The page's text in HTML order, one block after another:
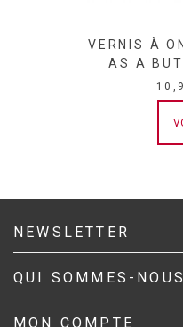
VERNIS À
AS A
NEWSLETTER
QUI SOMMES-
MON COMPTE